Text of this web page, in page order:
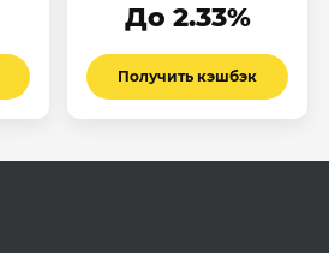
До 2.33%
Получить кэшбэк